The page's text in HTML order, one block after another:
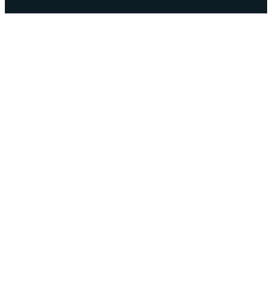
Colaborador en São Paulo, Brasil